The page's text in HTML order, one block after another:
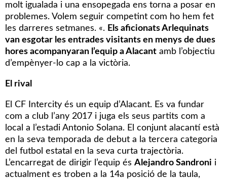
molt igualada i una ensopegada ens torna a posar en
problemes. Volem seguir competint com ho hem fet
les darreres setmanes. «. Els aficionats Arlequinats
van esgotar les entrades visitants en menys de dues
hores acompanyaran l’equip a Alacant amb l’objectiu
d’empènyer-lo cap a la victòria.
El rival
El CF Intercity és un equip d’Alacant. Es va fundar
com a club l’any 2017 i juga els seus partits com a
local a l’estadi Antonio Solana. El conjunt alacantí està
en la seva temporada de debut a la tercera categoria
del futbol estatal en la seva curta trajectòria.
L’encarregat de dirigir l’equip és Alejandro Sandroni i
actualment es troben a la 14a posició de la taula,